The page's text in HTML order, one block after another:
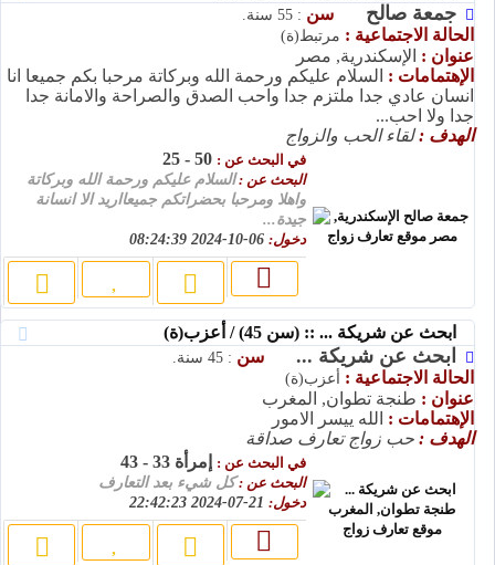
جمعة صالح سن : 55 سنة.
الحالة الاجتماعية : مرتبط(ة)
عنوان : الإسكندرية, مصر
الإهتمامات : السلام عليكم ورحمة الله وبركاتة مرحبا بكم جميعا انا
انسان عادي جدا ملتزم جدا واحب الصدق والصراحة والامانة جدا
جدا ولا احب...
الهدف :لقاء الحب والزواج
في البحث عن :
البحث عن :السلام عليكم ورحمة الله وبركاتة
واهلا ومرحبا بحضراتكم جميعااريد الا انسانة
جيدة...
دخول:
ابحث عن شريكة ... :: (سن 45) / أعزب(ة)
ابحث عن شريكة ... سن : 45 سنة.
الحالة الاجتماعية : أعزب(ة)
عنوان : طنجة تطوان, المغرب
الإهتمامات : الله ييسر الامور
الهدف : حب زواج تعارف صداقة
في البحث عن : إمرأة 33 - 43
البحث عن :كل شيء بعد التعارف
دخول: